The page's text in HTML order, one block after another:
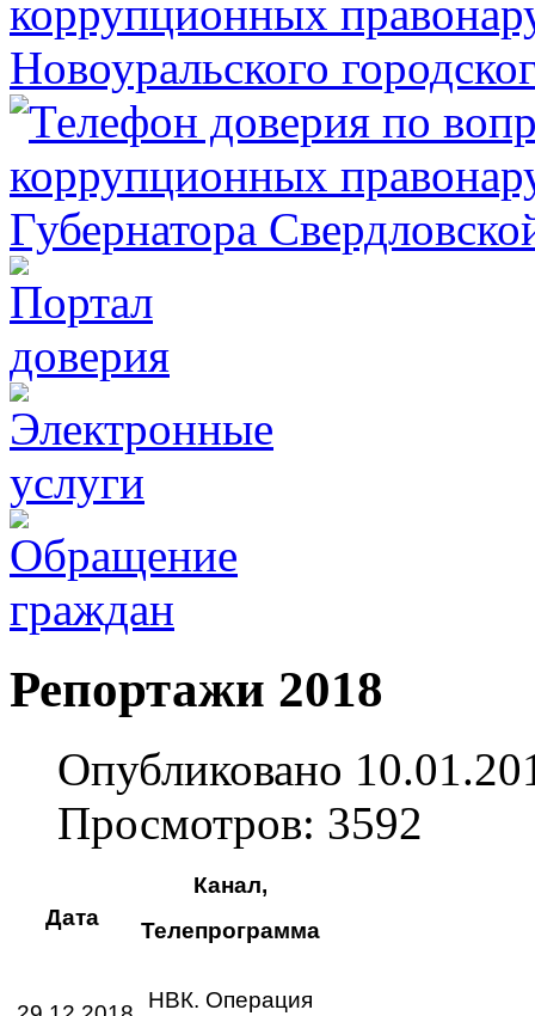
Репортажи 2018
Опубликовано
Просмотров: 3592
Дата
Канал,
Телепрограмма
НВК. Операция